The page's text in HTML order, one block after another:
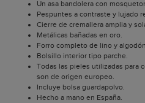
Un asa bandolera con
Pespuntes a contraste y lujado
Cierre de cremallera amplia y
Metálicas bañadas en oro.
Forro completo de lino y
Bolsillo interior tipo parche.
Todas las pieles utilizadas para
son de origen europeo.
Incluye bolsa guardapolvo.
Hecho a mano en España.